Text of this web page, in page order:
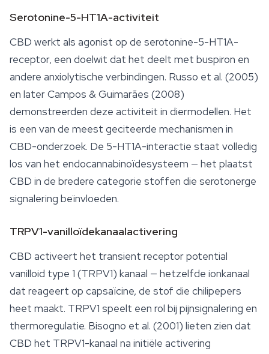
Serotonine-5-HT1A-activiteit
CBD werkt als agonist op de serotonine-5-HT1A-
receptor, een doelwit dat het deelt met buspiron en
andere anxiolytische verbindingen. Russo et al. (2005)
en later Campos & Guimarães (2008)
demonstreerden deze activiteit in diermodellen. Het
is een van de meest geciteerde mechanismen in
CBD-onderzoek. De 5-HT1A-interactie staat volledig
los van het endocannabinoïdesysteem — het plaatst
CBD in de bredere categorie stoffen die serotonerge
signalering beïnvloeden.
TRPV1-vanilloïdekanaalactivering
CBD activeert het transient receptor potential
vanilloid type 1 (TRPV1) kanaal — hetzelfde ionkanaal
dat reageert op capsaïcine, de stof die chilipepers
heet maakt. TRPV1 speelt een rol bij pijnsignalering en
thermoregulatie. Bisogno et al. (2001) lieten zien dat
CBD het TRPV1-kanaal na initiële activering